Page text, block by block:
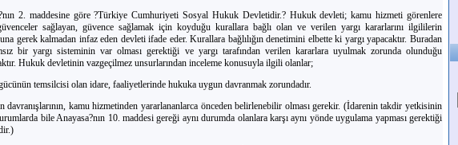
2. maddesine göre ?Türkiye Cumhuriyeti Sosyal Hukuk Devletidir.? Hukuk devleti; kamu hizmeti görenlere
sağlayan, güvence sağlamak için koyduğu kurallara bağlı olan ve verilen yargı kararlarını ilgililerin
gerek kalmadan infaz eden devleti ifade eder. Kurallara bağlılığın denetimini elbette ki yargı yapacaktır. Buradan
bir yargı sisteminin var olması gerektiği ve yargı tarafından verilen kararlara uyulmak zorunda olunduğu
Hukuk devletinin vazgeçilmez unsurlarından inceleme konusuyla ilgili olanlar;
temsilcisi olan idare, faaliyetlerinde hukuka uygun davranmak zorundadır.
davranışlarının, kamu hizmetinden yararlananlarca önceden belirlenebilir olması gerekir. (İdarenin takdir yetkisinin
bile Anayasa?nın 10. maddesi gereği aynı durumda olanlara karşı aynı yönde uygulama yapması gerektiği